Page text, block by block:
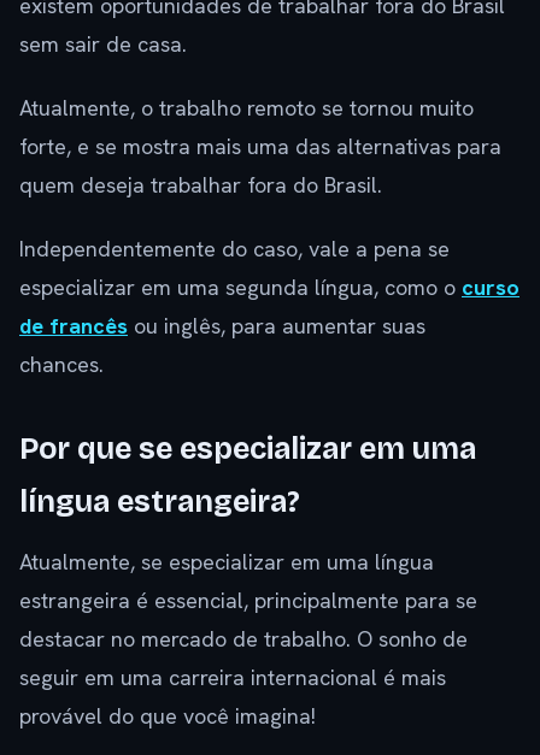
existem oportunidades de trabalhar fora do Brasil
sem sair de casa.
Atualmente, o trabalho remoto se tornou muito
forte, e se mostra mais uma das alternativas para
quem deseja trabalhar fora do Brasil.
Independentemente do caso, vale a pena se
especializar em uma segunda língua, como o curso
de francês ou inglês, para aumentar suas
chances.
Por que se especializar em uma
língua estrangeira?
Atualmente, se especializar em uma língua
estrangeira é essencial, principalmente para se
destacar no mercado de trabalho. O sonho de
seguir em uma carreira internacional é mais
provável do que você imagina!